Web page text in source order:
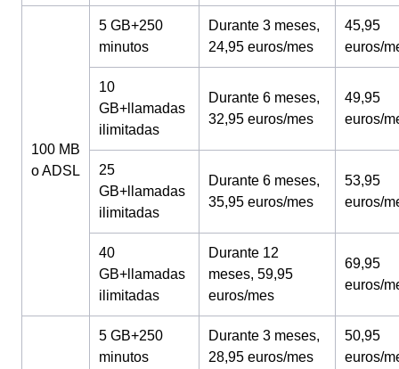
100 MB
o ADSL
5 GB+250
minutos
Durante 3 meses,
24,95 euros/mes
45,95
euros/
10
GB+llamadas
ilimitadas
Durante 6 meses,
32,95 euros/mes
49,95
euros/
25
GB+llamadas
ilimitadas
Durante 6 meses,
35,95 euros/mes
53,95
euros/
40
GB+llamadas
ilimitadas
Durante 12
meses, 59,95
euros/mes
69,95
euros/
5 GB+250
minutos
Durante 3 meses,
28,95 euros/mes
50,95
euros/